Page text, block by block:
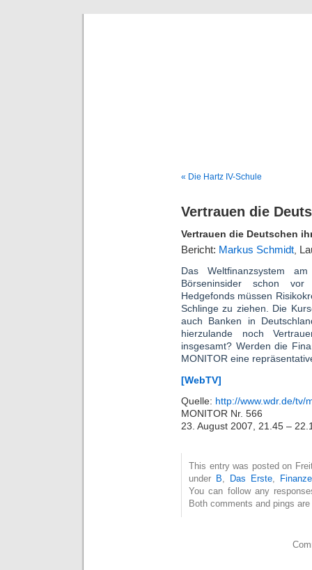
« Die Hartz IV-Schule
Vertrauen die
Vertrauen die Deutschen
Bericht: Markus Schmidt
Das Weltfinanzsystem
Börseninsider schon vor
Hedgefonds müssen
Schlinge zu ziehen. Die
auch Banken in
hierzulande noch
insgesamt? Werden die
MONITOR eine
[WebTV]
Quelle: http://www.wdr.de/tv/
MONITOR Nr. 566
23. August 2007, 21.45 –
This entry was posted on
under B, Das Erste,
You can follow any
Both comments and pings